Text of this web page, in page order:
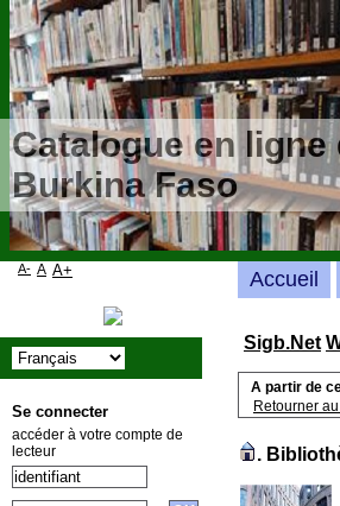
Catalogue en
Burkina Faso
Sigb.Net
A partir de
Retourner
.
Accueil
A- A A+
Se connecter
accéder à votre compte de
lecteur